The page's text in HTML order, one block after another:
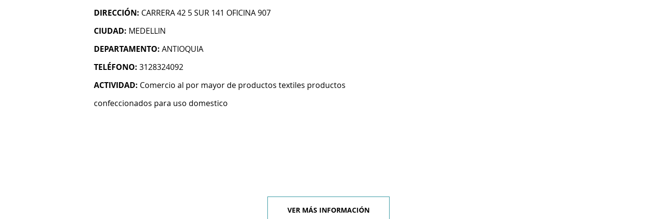
DIRECCIÓN: CARRERA 42 5 SUR 141 OFICINA 907
CIUDAD: MEDELLIN
DEPARTAMENTO: ANTIOQUIA
TELÉFONO: 3128324092
ACTIVIDAD: Comercio al por mayor de productos textiles productos
confeccionados para uso domestico
VER MÁS INFORMACIÓN